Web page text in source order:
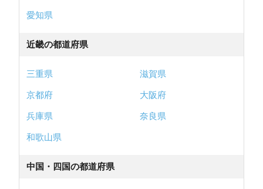
愛知県
近畿の都道府県
三重県
滋賀県
京都府
大阪府
兵庫県
奈良県
和歌山県
中国・四国の都道府県